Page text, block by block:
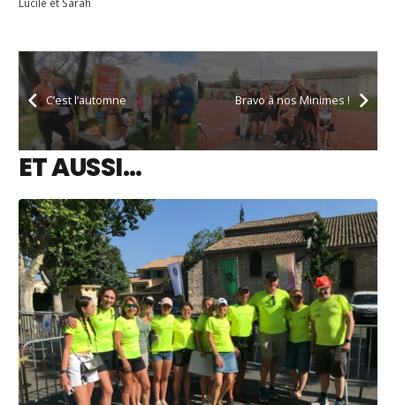
C’est l’automne Bravo à nos Minimes !
ET AUSSI…